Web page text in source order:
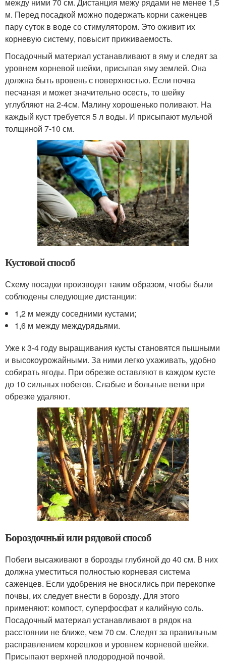
между ними 70 см. Дистанция межу рядами не менее 1,5
м. Перед посадкой можно подержать корни саженцев
пару суток в воде со стимулятором. Это оживит их
корневую систему, повысит приживаемость.
Посадочный материал устанавливают в яму и следят за
уровнем корневой шейки, присыпая яму землей. Она
должна быть вровень с поверхностью. Если почва
песчаная и может значительно осесть, то шейку
углубляют на 2-4см. Малину хорошенько поливают. На
каждый куст требуется 5 л воды. И присыпают мульчой
толщиной 7-10 см.
Кустовой способ
Схему посадки производят таким образом, чтобы были
соблюдены следующие дистанции:
1,2 м между соседними кустами;
1,6 м между междурядьями.
Уже к 3-4 году выращивания кусты становятся пышными
и высокоурожайными. За ними легко ухаживать, удобно
собирать ягоды. При обрезке оставляют в каждом кусте
до 10 сильных побегов. Слабые и больные ветки при
обрезке удаляют.
Бороздочный или рядовой способ
Побеги высаживают в борозды глубиной до 40 см. В них
должна уместиться полностью корневая система
саженцев. Если удобрения не вносились при перекопке
почвы, их следует внести в борозду. Для этого
применяют: компост, суперфосфат и калийную соль.
Посадочный материал устанавливают в рядок на
расстоянии не ближе, чем 70 см. Следят за правильным
расправлением корешков и уровнем корневой шейки.
Присыпают верхней плодородной почвой.